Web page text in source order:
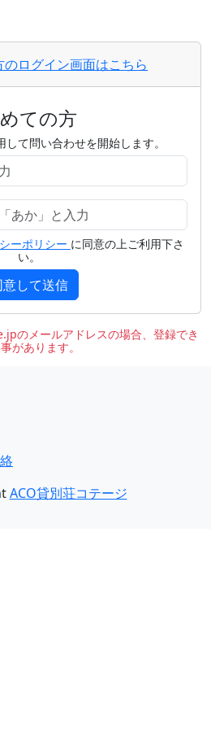
ログイン画面はこちら
ての方
して問い合わせを開始します。
ーポリシー に同意の上ご利用下さ
い。
意して送信
のメールアドレスの場合、登録でき
があります。
ACO貸別荘コテージ